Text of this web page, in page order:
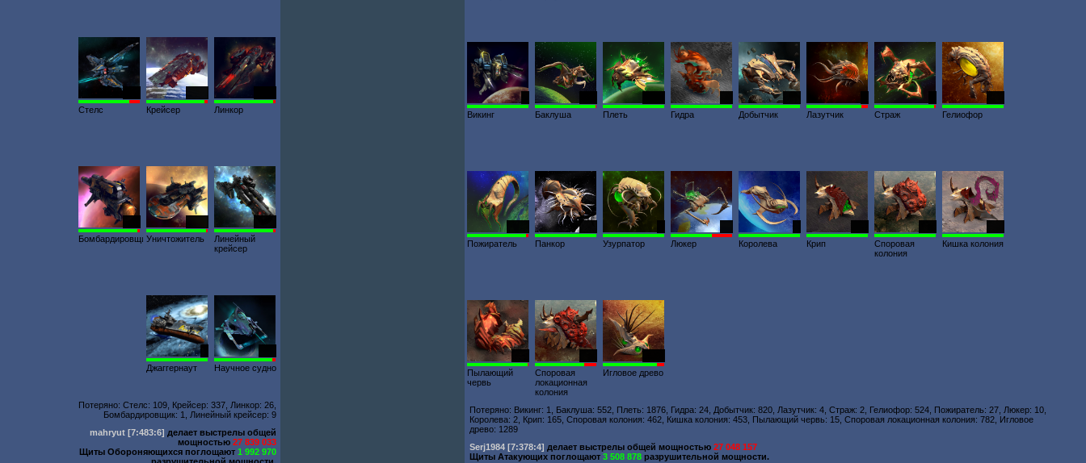
Стелс
Крейсер
Линкор
БомбардировщикУничтожитель
Линейный
крейсер
Джаггернаут
Научное судно
Потеряно: Стелс: 109, Крейсер: 337, Линкор: 26,
Бомбардировщик: 1, Линейный крейсер: 9
mahryut [7:483:6] делает выстрелы общей
мощностью27 839 033
Щиты Обороняющихся поглощают1 992 970
Викинг
Баклуша
Плеть
Гидра
Добытчик
Лазутчик
Страж
Гелиофор
Пожиратель
Панкор
Узурпатор
Люкер
Королева
Крип
Споровая
колония
Кишка колония
Пылающий
червь
Споровая
локационная
колония
Игловое древо
Потеряно: Викинг: 1, Баклуша: 552, Плеть: 1876, Гидра: 24, Добытчик: 820, Лазутчик: 4, Страж: 2, Гелиофор: 524, Пожиратель: 27, Люкер: 10,
Королева: 2, Крип: 165, Споровая колония: 462, Кишка колония: 453, Пылающий червь: 15, Споровая локационная колония: 782, Игловое
древо: 1289
Serj1984 [7:378:4] делает выстрелы общей мощностью27 048 157
Щиты Атакующих поглощают3 508 878 разрушительной мощности.